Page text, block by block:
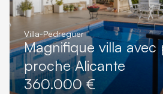
Villa-Pedreguer
Magnifique villa avec
proche Alicante
360.000 €